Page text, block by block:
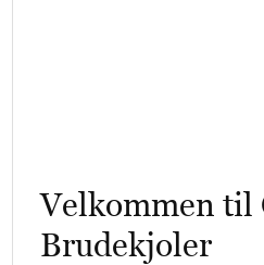
Velkommen til
Brudekjoler